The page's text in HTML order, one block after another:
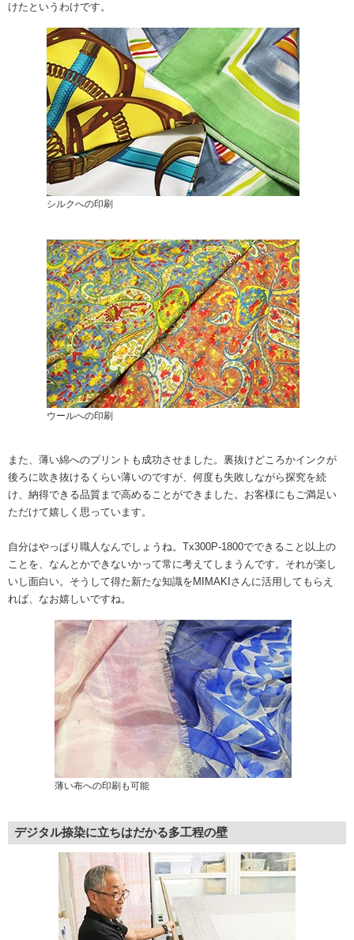
けたというわけです。
シルクへの印刷
ウールへの印刷
また、薄い綿へのプリントも成功させました。裏抜けどころかインクが
後ろに吹き抜けるくらい薄いのですが、何度も失敗しながら探究を続
け、納得できる品質まで高めることができました。お客様にもご満足い
ただけて嬉しく思っています。
自分はやっぱり職人なんでしょうね。Tx300P-1800でできること以上の
ことを、なんとかできないかって常に考えてしまうんです。それが楽し
いし面白い。そうして得た新たな知識をMIMAKIさんに活用してもらえ
れば、なお嬉しいですね。
薄い布への印刷も可能
デジタル捺染に立ちはだかる多工程の壁